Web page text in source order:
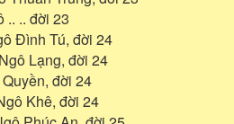
.. đời 23
Đình Tú, đời 24
Lạng, đời 24
đời 24
Khê, đời 24